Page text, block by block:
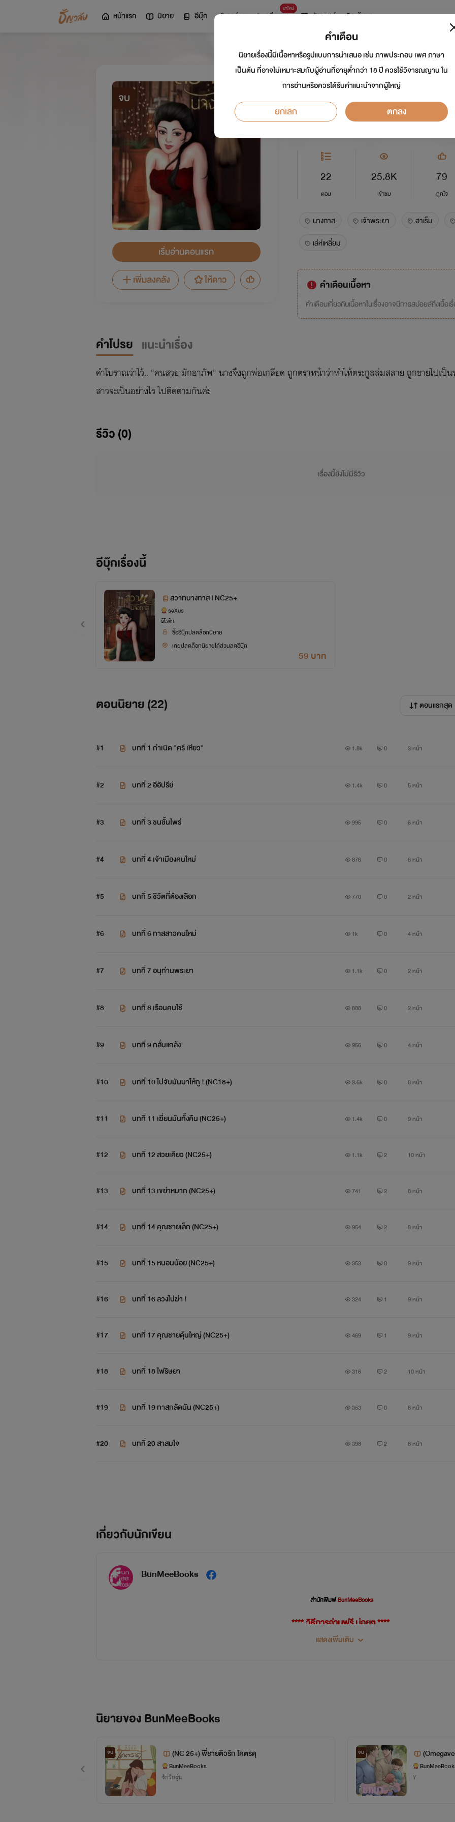
หน้าแรก นิยาย อีบุ๊ก การ์ตูน
มาใหม่
ดรีมแชท ธัญลิสต์ ค้นหา
จบ
เริ่มอ่านตอนแรก
เพิ่มลงคลัง
ให้ดาว
สวาทนางทาส I
นักเขียน:BunMeeBooks
อีโรติก
22
ตอน
25.8K
เข้าชม
79
ถูกใจ
นางทาส เจ้าพระยา ฮาเร็ม
เล่ห์เหลี่ยม
คำเตือนเนื้อหา
คำเตือนเกี่ยวกับเนื้อหาในเรื่องอาจมีการสปอยล์ถึงเนื้อเ
คำโปรย แนะนำเรื่อง
คำโบราณว่าไว้.. "คนสวย มักอาภัพ" นางจึงถูกพ่อเกลียด ถูกตราหน้าว่าทำให้ตระกูลล่มสลาย ถูกขายไปเป็
สาวจะเป็นอย่างไร ไปติดตามกันค่ะ
รีวิว (0)
เรื่องนี้ยังไม่มีรีวิว
อีบุ๊กเรื่องนี้
สวาทนางทาส I NC25+
seXus
อีโรติก
ซื้ออีบุ๊กปลดล็อกนิยาย
เคยปลดล็อกนิยายได้ส่วนลดอีบุ๊ก
59 บาท
ตอนนิยาย (22) ตอนแรกสุด
#1 บทที่ 1 กำเนิด "ศรี เหียว" 1.8k 0 3 หน้า
#2 บทที่ 2 อีอัปรีย์ 1.4k 0 5 หน้า
#3 บทที่ 3 ชนชั้นไพร่ 995 0 5 หน้า
#4 บทที่ 4 เจ้าเมืองคนใหม่ 876 0 6 หน้า
#5 บทที่ 5 ชีวิตที่ต้องเลือก 770 0 2 หน้า
#6 บทที่ 6 ทาสสาวคนใหม่ 1k 0 4 หน้า
#7 บทที่ 7 อนุท่านพระยา 1.1k 0 2 หน้า
#8 บทที่ 8 เรือนคนใช้ 888 0 2 หน้า
#9 บทที่ 9 กลั่นแกล้ง 956 0 4 หน้า
#10 บทที่ 10 ไปจับมันมาให้กู ! (NC18+) 3.6k 0 8 หน้า
#11 บทที่ 11 เฆี่ยนมันทั้งคืน (NC25+) 1.4k 0 9 หน้า
#12 บทที่ 12 สวยเคียว (NC25+) 1.1k 2 10 หน้า
#13 บทที่ 13 เขย่าหมาก (NC25+) 741 2 8 หน้า
#14 บทที่ 14 คุณชายเล็ก (NC25+) 954 2 8 หน้า
#15 บทที่ 15 หนอนน้อย (NC25+) 353 0 9 หน้า
#16 บทที่ 16 ลวงไปฆ่า ! 324 1 9 หน้า
#17 บทที่ 17 คุณชายดุ้นใหญ่ (NC25+) 469 1 9 หน้า
#18 บทที่ 18 ไฟริษยา 316 2 10 หน้า
#19 บทที่ 19 ทาสกลัดมัน (NC25+) 353 0 8 หน้า
#20 บทที่ 20 สาสมใจ 398 2 8 หน้า
เกี่ยวกับนักเขียน
BunMeeBooks
สำนักพิมพ์BunMeeBooks
**** วิธีการอ่านฟรี บ่อยๆ ****
แสดงเพิ่มเติม
นิยายของ BunMeeBooks
จบ (NC 25+) พี่ชายติวรัก โคตรดุ
BunMeeBooks
รักวัยรุ่น
จบ
Y
คำเตือน
นิยายเรื่องนี้มีเนื้อหาหรือรูปแบบการนำเสนอ เช่น ภาพประกอบ เพศ ภาษา
เป็นต้น ที่อาจไม่เหมาะสมกับผู้อ่านที่อายุต่ำกว่า 18 ปี ควรใช้วิจารณญาน ใน
การอ่านหรือควรได้รับคำแนะนำจากผู้ใหญ่
ยกเลิก ตกลง